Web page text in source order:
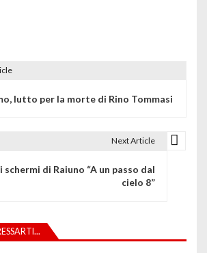
lutto per la morte di Rino Tommasi
Next Article
schermi di Raiuno “A un passo dal
cielo 8”